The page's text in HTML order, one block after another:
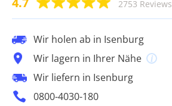
2753 Reviews
Wir holen ab in Isenburg
Wir lagern in Ihrer Nähe
Wir liefern in Isenburg
0800-4030-180